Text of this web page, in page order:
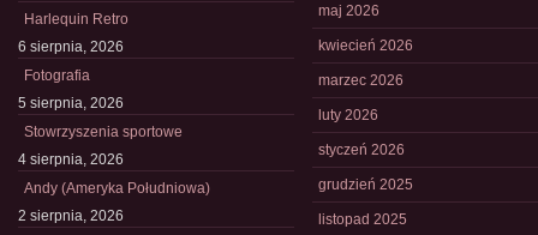
Harlequin Retro
6 sierpnia, 2026
Fotografia
5 sierpnia, 2026
Stowrzyszenia sportowe
4 sierpnia, 2026
Andy (Ameryka Południowa)
2 sierpnia, 2026
maj 2026
kwiecień 2026
marzec 2026
luty 2026
styczeń 2026
grudzień 2025
listopad 2025